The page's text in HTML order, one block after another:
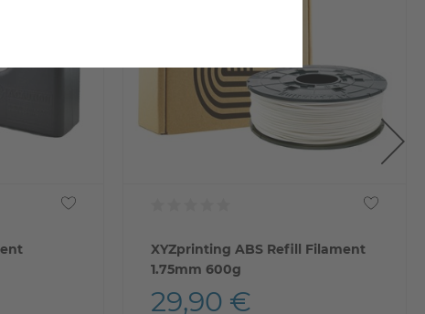
XYZprinting ABS Refill Filament
1.75mm 600g
29,90 €